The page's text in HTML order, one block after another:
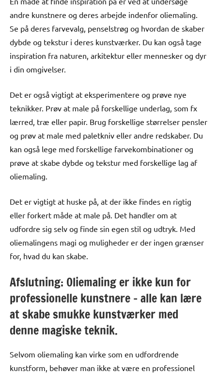
andre kunstnere og deres arbejde indenfor oliemaling.
Se på deres farvevalg, penselstrøg og hvordan de skaber
dybde og tekstur i deres kunstværker. Du kan også tage
inspiration fra naturen, arkitektur eller mennesker og dyr
i din omgivelser.
Det er også vigtigt at eksperimentere og prøve nye
teknikker. Prøv at male på forskellige underlag, som fx
lærred, træ eller papir. Brug forskellige størrelser pensler
og prøv at male med paletkniv eller andre redskaber. Du
kan også lege med forskellige farvekombinationer og
prøve at skabe dybde og tekstur med forskellige lag af
oliemaling.
Det er vigtigt at huske på, at der ikke findes en rigtig
eller forkert måde at male på. Det handler om at
udfordre sig selv og finde sin egen stil og udtryk. Med
oliemalingens magi og muligheder er der ingen grænser
for, hvad du kan skabe.
Afslutning: Oliemaling er ikke kun for
professionelle kunstnere – alle kan lære
at skabe smukke kunstværker med
denne magiske teknik.
Selvom oliemaling kan virke som en udfordrende
kunstform, behøver man ikke at være en professionel